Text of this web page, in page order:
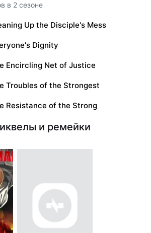
в 2 сезоне
Up the Disciple's Mess
Dignity
Encircling Net of Justice
Troubles of the Strongest
Resistance of the Strong
и ремейки